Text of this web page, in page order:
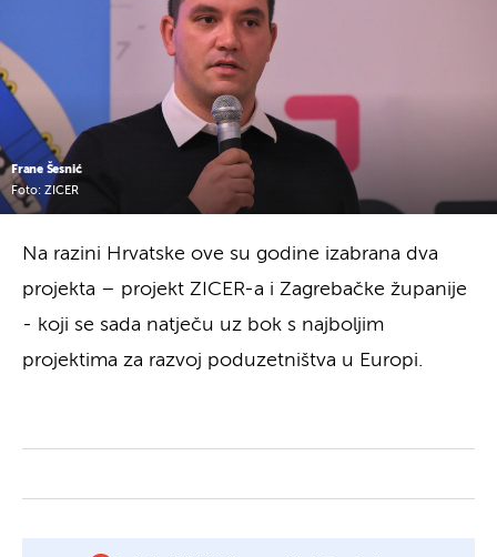
Frane Šesnić
Foto: ZICER
Na razini Hrvatske ove su godine izabrana dva
projekta – projekt ZICER-a i Zagrebačke županije
- koji se sada natječu uz bok s najboljim
projektima za razvoj poduzetništva u Europi.